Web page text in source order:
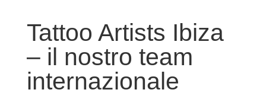
Tattoo Artists Ibiza
– il nostro team
internazionale